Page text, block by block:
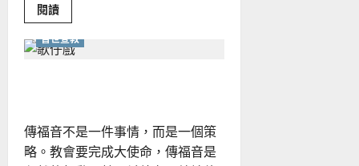
閱讀Read
more
用
漫
佈
道
普世宣教
傳福音不是一件事情，而是一個策
略。教會要完成大使命，傳福音是